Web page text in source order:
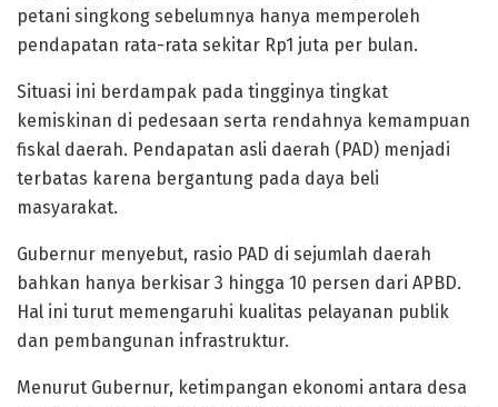
petani singkong sebelumnya hanya memperoleh
pendapatan rata-rata sekitar Rp1 juta per bulan.
Situasi ini berdampak pada tingginya tingkat
kemiskinan di pedesaan serta rendahnya kemampuan
fiskal daerah. Pendapatan asli daerah (PAD) menjadi
terbatas karena bergantung pada daya beli
masyarakat.
Gubernur menyebut, rasio PAD di sejumlah daerah
bahkan hanya berkisar 3 hingga 10 persen dari APBD.
Hal ini turut memengaruhi kualitas pelayanan publik
dan pembangunan infrastruktur.
Menurut Gubernur, ketimpangan ekonomi antara desa